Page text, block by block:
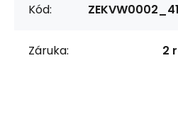
Kód:
Záruka: 2